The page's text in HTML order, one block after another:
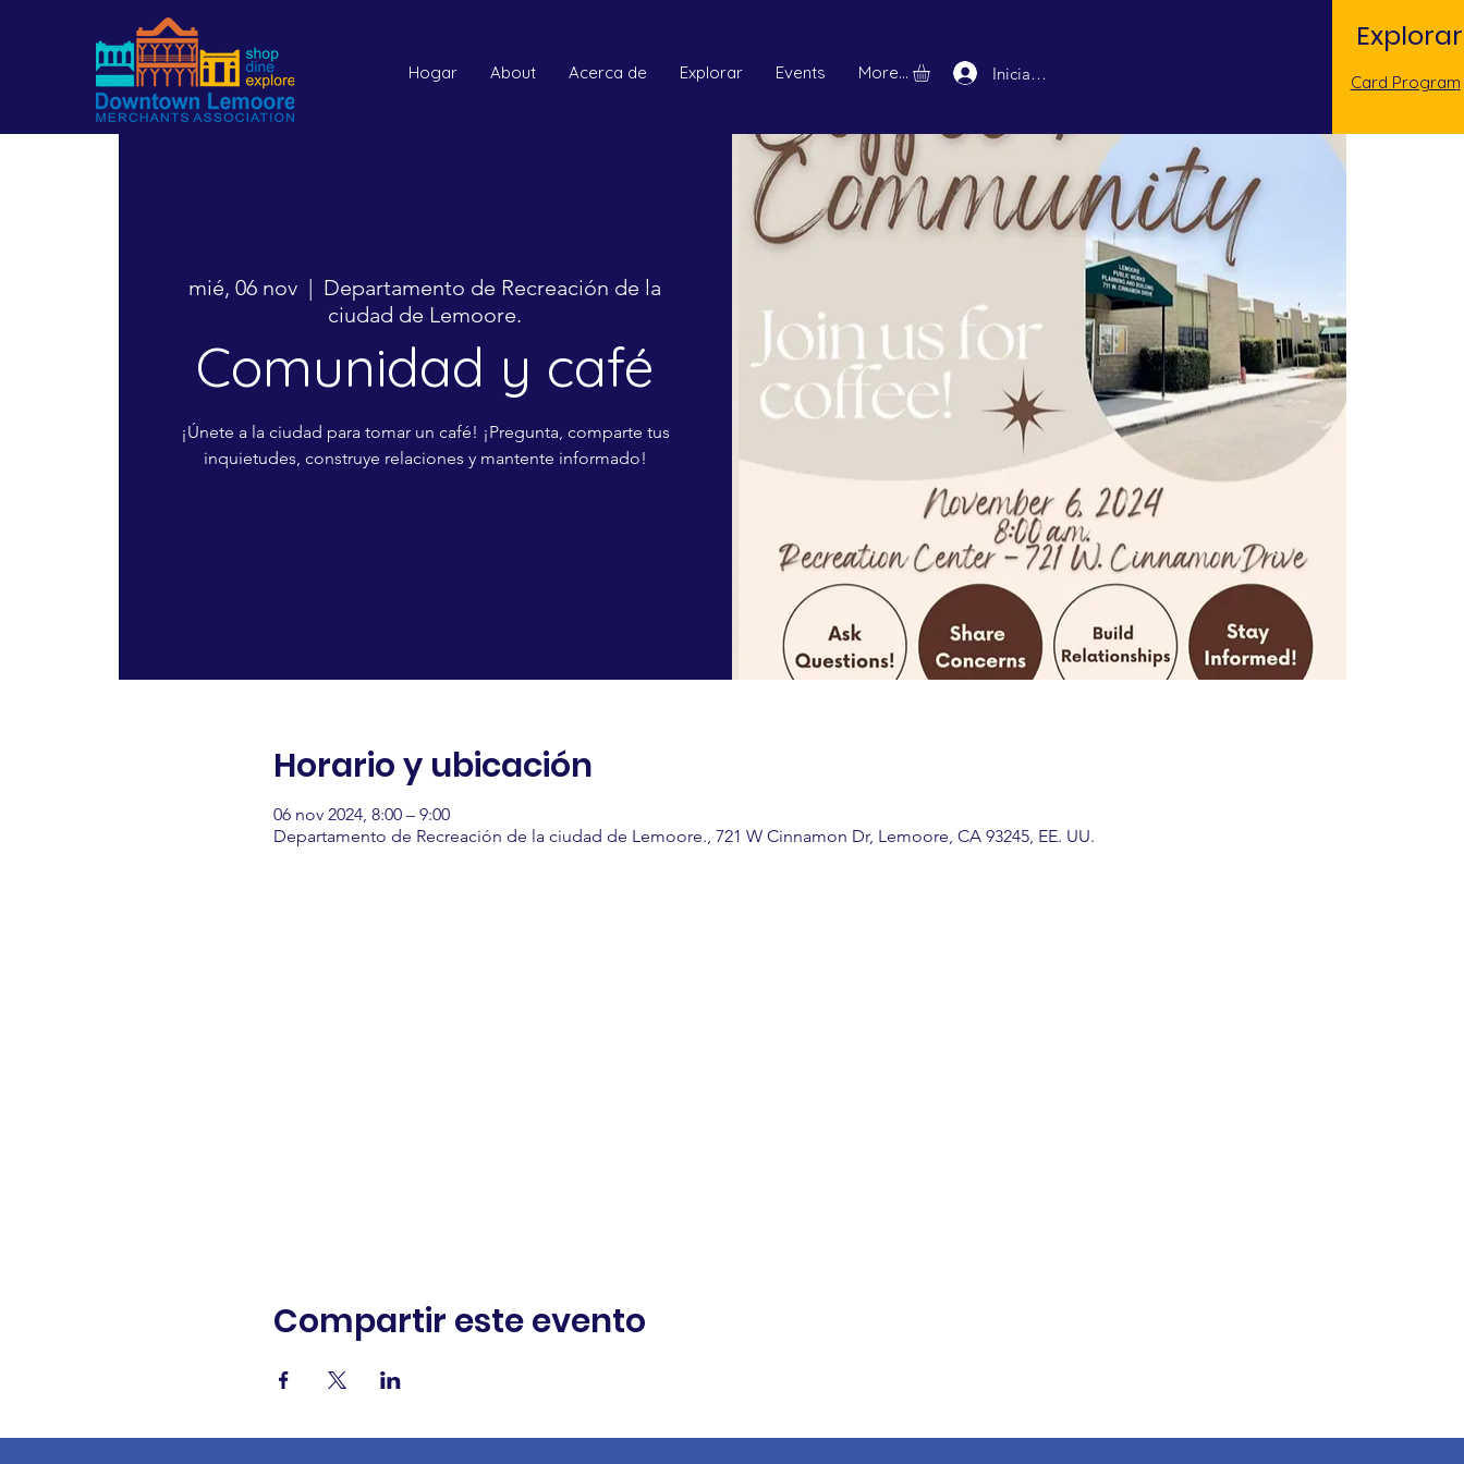
Hogar About Acerca de Explorar Events More... Iniciar sesión
Explorar
Card Program
mié, 06 nov
  |
Departamento de Recreación de la
ciudad de Lemoore.
Comunidad y café
¡Únete a la ciudad para tomar un café! ¡Pregunta, comparte tus
inquietudes, construye relaciones y mantente informado!
Horario y ubicación
06 nov 2024, 8:00 – 9:00
Departamento de Recreación de la ciudad de Lemoore., 721 W Cinnamon Dr, Lemoore, CA 93245, EE. UU.
Compartir este evento